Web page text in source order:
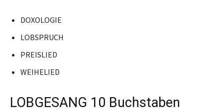
DOXOLOGIE
LOBSPRUCH
PREISLIED
WEIHELIED
LOBGESANG 10 Buchstaben